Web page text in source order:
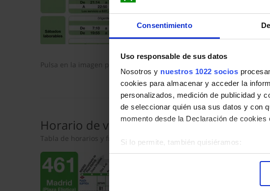
Consentimiento
Uso responsable de sus datos
Nosotros y nuestros 1022 socios
cookies para almacenar y acceder la
personalizados, medición de publicidad y
de seleccionar quién usa sus datos y con
momento desde la Declaración de
Si lo permite, también quisiéramos:
Recopilar información sobre su
Identificar su dispositivo
Obtenga más información sobre cómo se
. Puede cambiar o retirar su
Pulsa en la imagen para mostrar el
Horario de vuelta
Tabla de horarios y frecuencias en sentido vuelta de la línea 461 de